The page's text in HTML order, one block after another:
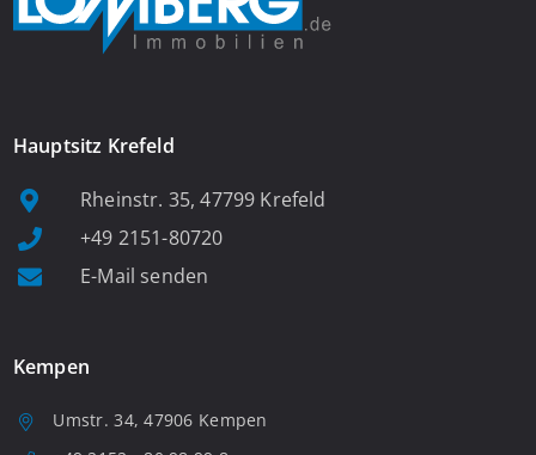
Hauptsitz Krefeld
Rheinstr. 35, 47799 Krefeld
+49 2151-80720
E-Mail senden
Kempen
Umstr. 34, 47906 Kempen